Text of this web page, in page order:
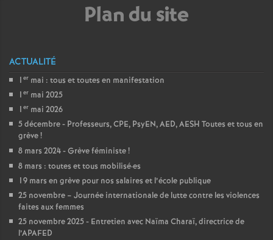
d
s
n
s
Plan du site
ACTUALITÉ
1 er mai : tous et toutes en manifestation
1 er mai 2025
1 er mai 2026
5 décembre - Professeurs, CPE, PsyEN, AED, AESH Toutes et tous en
grève!
8 mars 2024 - Grève féministe!
8 mars : toutes et tous mobilisé·es
19 mars en grève pour nos salaires et l’école publique
25 novembre – Journée internationale de lutte contre les violences
faites aux femmes
25 novembre 2025 - Entretien avec Naïma Charaï, directrice de
l’APAFED